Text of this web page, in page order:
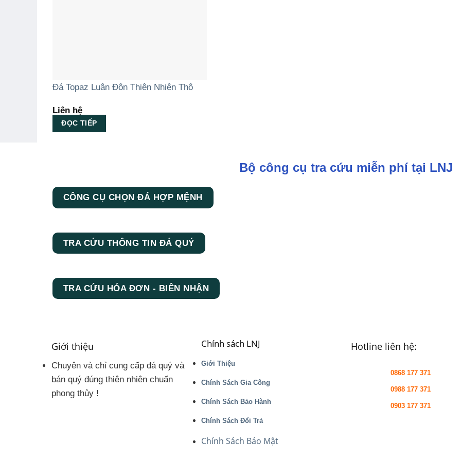
Đá Topaz Luân Đôn Thiên Nhiên Thô
Liên hệ
ĐỌC TIẾP
Bộ công cụ tra cứu miễn phí tại LNJ
CÔNG CỤ CHỌN ĐÁ HỢP MỆNH
TRA CỨU THÔNG TIN ĐÁ QUÝ
TRA CỨU HÓA ĐƠN - BIÊN NHẬN
Giới thiệu
Chuyên và chỉ cung cấp đá quý và
bán quý đúng thiên nhiên chuẩn
phong thủy !
Chính sách LNJ
Giới Thiệu
Chính Sách Gia Công
Chính Sách Bảo Hành
Chính Sách Đổi Trả
Chính Sách Bảo Mật
Hotline liên hệ:
0868 177 371
0988 177 371
0903 177 371